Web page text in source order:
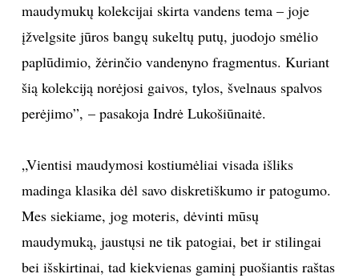
ISTORIJA
KNYGOS
INTERJERAS
VIRTUVĖ
RECEPTAI
maudymukų kolekcijai skirta vandens tema – joje
įžvelgsite jūros bangų sukeltų putų, juodojo smėlio
paplūdimio, žėrinčio vandenyno fragmentus. Kuriant
šią kolekciją norėjosi gaivos, tylos, švelnaus spalvos
perėjimo”, – pasakoja Indrė Lukošiūnaitė.
„Vientisi maudymosi kostiumėliai visada išliks
madinga klasika dėl savo diskretiškumo ir patogumo.
Mes siekiame, jog moteris, dėvinti mūsų
maudymuką, jaustųsi ne tik patogiai, bet ir stilingai
bei išskirtinai, tad kiekvienas gaminį puošiantis raštas